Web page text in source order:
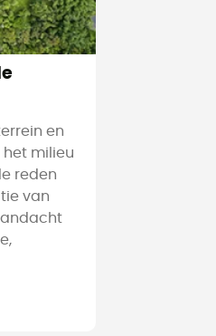
en
het milieu
reden
van